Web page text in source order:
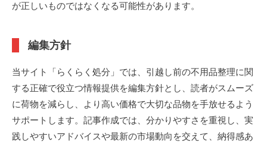
が正しいものではなくなる可能性があります。
編集方針
当サイト「らくらく処分」では、引越し前の不用品整理に関
する正確で役立つ情報提供を編集方針とし、読者がスムーズ
に荷物を減らし、より高い価格で大切な品物を手放せるよう
サポートします。記事作成では、分かりやすさを重視し、実
践しやすいアドバイスや最新の市場動向を交えて、納得感あ